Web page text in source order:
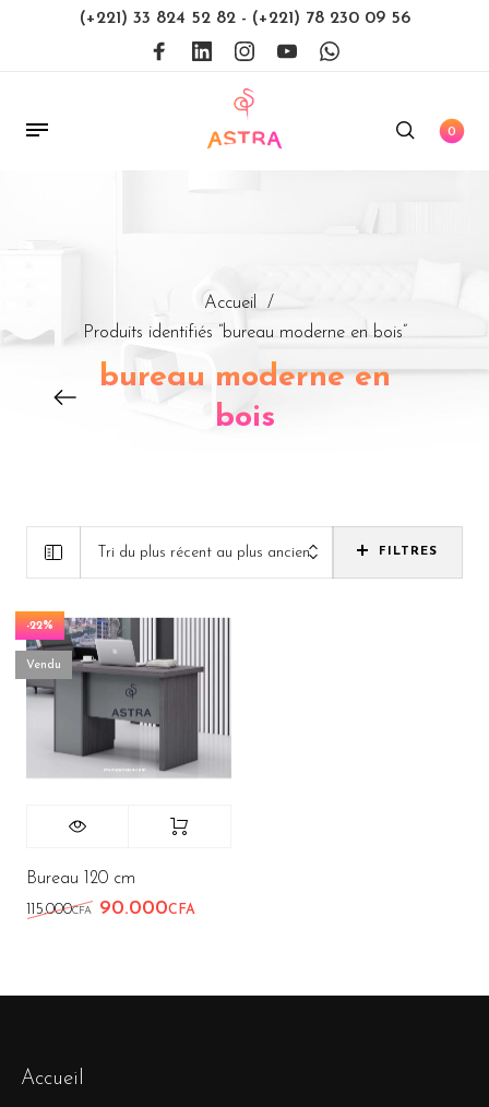
(+221) 33 824 52 82 - (+221) 78 230 09 56
0
Accueil
/
Produits identifiés “bureau moderne en bois”
bureau moderne en
bois
Tri du plus récent au plus ancien FILTRES
-22%
Vendu
Bureau 120 cm
115.000CFA Le prix initial était : 115.000CFA.
90.000CFA
Accueil